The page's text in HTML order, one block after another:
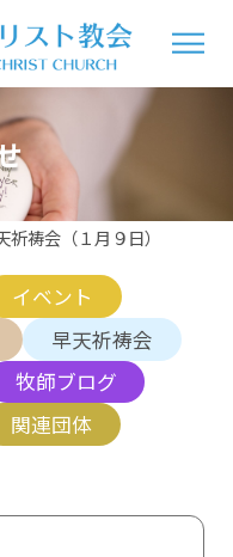
祷会（１月９日）
イベント
早天祈祷会
牧師ブログ
関連団体